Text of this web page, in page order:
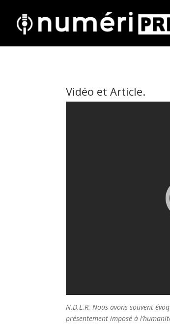
Vidéo et Article.
N.D.L.R. Nous avons souvent
présentement imposé à